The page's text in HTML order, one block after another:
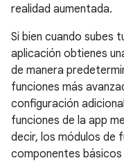
realidad aumentada.
Si bien cuando subes
aplicación obtienes
de manera
funciones más
configuración
funciones de la app
decir, los módulos de
componentes